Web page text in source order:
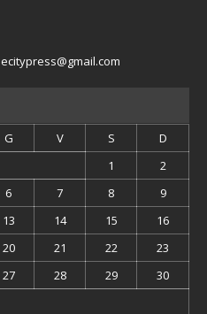
ecitypress@gmail.com
G V S
D
1
2
6 7 8
9
13 14 15
16
20 21 22
23
27 28 29
30